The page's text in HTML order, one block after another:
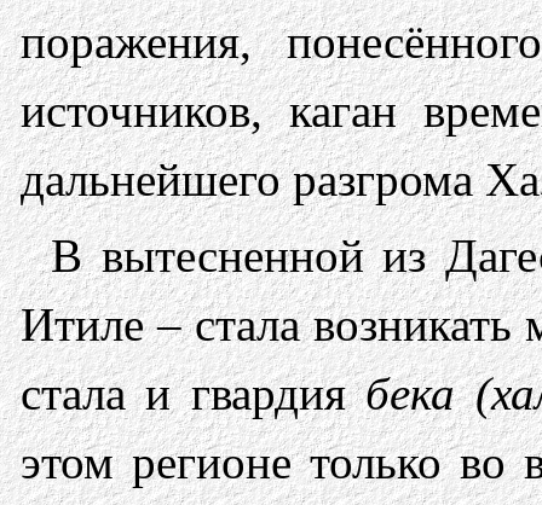
поражения,
источников, каган
дальнейшего разгрома
В вытесненной из
Итиле – стала
стала и гвардиябека
этом регионе только